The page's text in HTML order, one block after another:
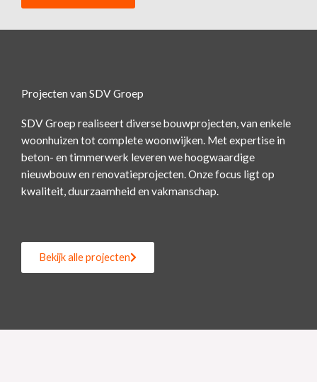
Projecten van SDV Groep
SDV Groep realiseert diverse bouwprojecten, van enkele
woonhuizen tot complete woonwijken. Met expertise in
beton- en timmerwerk leveren we hoogwaardige
nieuwbouw en renovatieprojecten. Onze focus ligt op
kwaliteit, duurzaamheid en vakmanschap.
Bekijk alle projecten